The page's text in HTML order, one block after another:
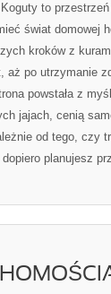
to
świat domowej
kroków z
aż po utrzymanie
powstała z
jajach, cenią
od tego, czy
planujesz